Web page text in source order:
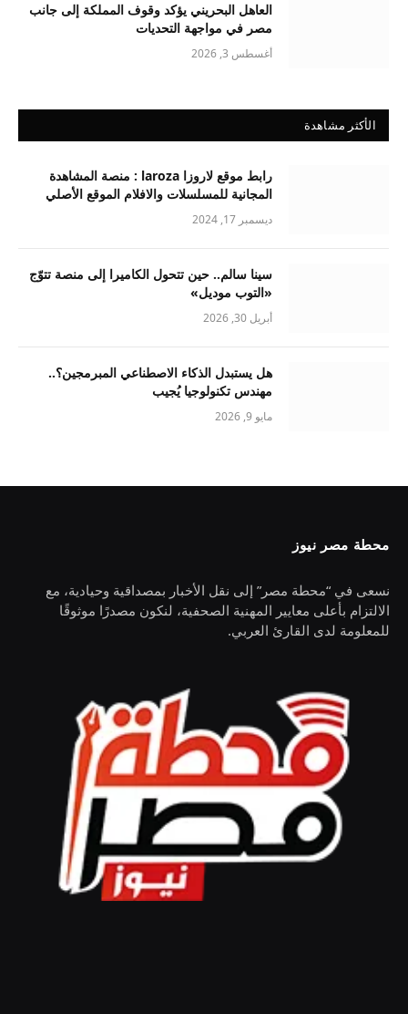
العاهل البحريني يؤكد وقوف المملكة إلى جانب
مصر في مواجهة التحديات
أغسطس 3, 2026
الأكثر مشاهدة
رابط موقع لاروزا laroza : منصة المشاهدة
المجانية للمسلسلات والافلام الموقع الأصلي
ديسمبر 17, 2024
سينا سالم.. حين تتحول الكاميرا إلى منصة تتوّج
«التوب موديل»
أبريل 30, 2026
هل يستبدل الذكاء الاصطناعي المبرمجين؟..
مهندس تكنولوجيا يُجيب
مايو 9, 2026
محطة مصر نيوز
نسعى في “محطة مصر” إلى نقل الأخبار بمصداقية وحيادية، مع
الالتزام بأعلى معايير المهنية الصحفية، لنكون مصدرًا موثوقًا
للمعلومة لدى القارئ العربي.